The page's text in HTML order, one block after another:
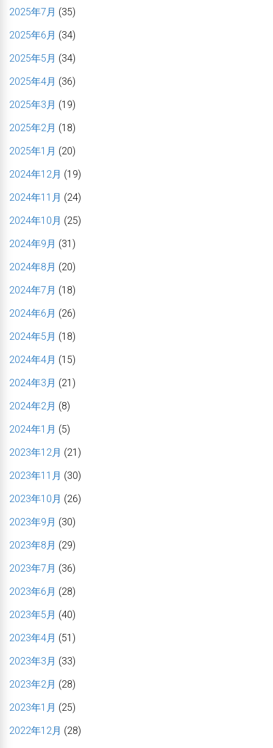
2025年7月 (35)
2025年6月 (34)
2025年5月 (34)
2025年4月 (36)
2025年3月 (19)
2025年2月 (18)
2025年1月 (20)
2024年12月 (19)
2024年11月 (24)
2024年10月 (25)
2024年9月 (31)
2024年8月 (20)
2024年7月 (18)
2024年6月 (26)
2024年5月 (18)
2024年4月 (15)
2024年3月 (21)
2024年2月 (8)
2024年1月 (5)
2023年12月 (21)
2023年11月 (30)
2023年10月 (26)
2023年9月 (30)
2023年8月 (29)
2023年7月 (36)
2023年6月 (28)
2023年5月 (40)
2023年4月 (51)
2023年3月 (33)
2023年2月 (28)
2023年1月 (25)
2022年12月 (28)